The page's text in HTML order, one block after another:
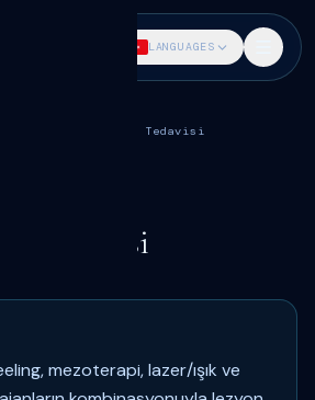
LANGUAGES
Akne ve Leke Tedavisi
Tedavisi
mezoterapi, lazer/ışık ve